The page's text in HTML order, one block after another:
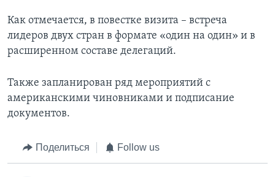
Как отмечается, в повестке визита – встреча
лидеров двух стран в формате «один на один» и в
расширенном составе делегаций.
Также запланирован ряд мероприятий с
американскими чиновниками и подписание
документов.
Поделиться Follow us